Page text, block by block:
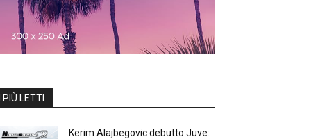
PIÙ LETTI
Kerim Alajbegovic debutto Juve: